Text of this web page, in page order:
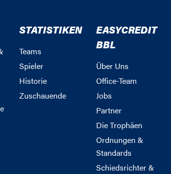
STATISTIKEN
Teams
Spieler
Historie
Zuschauende
EASYCREDIT
BBL
Über Uns
Office-Team
Jobs
Partner
Die Trophäen
Ordnungen &
Standards
Schiedsrichter &